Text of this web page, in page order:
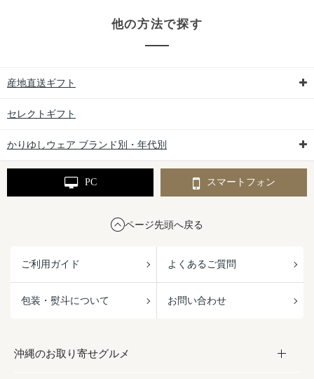
他の方法で探す
産地直送ギフト
セレクトギフト
かりゆしウェア ブランド別・年代別
PC スマートフォン
ページ先頭へ戻る
ご利用ガイド よくあるご質問
包装・熨斗について お問い合わせ
沖縄のお取り寄せグルメ